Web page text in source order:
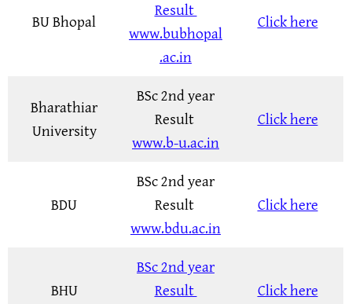
BU Bhopal
Result
www.bubhopal
.ac.in
Click here
Bharathiar
University
BSc 2nd year
Result
www.b-u.ac.in
Click here
BDU
BSc 2nd year
Result
www.bdu.ac.in
Click here
BHU
BSc 2nd year
Result
Click here